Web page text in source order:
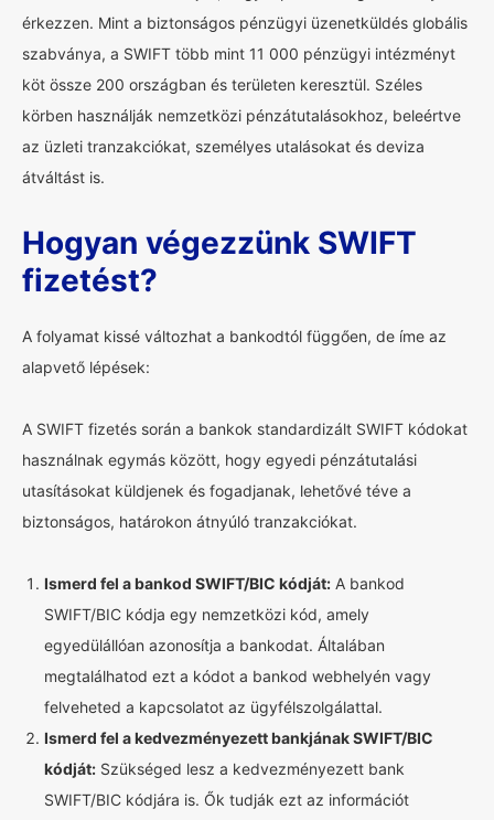
érkezzen. Mint a biztonságos pénzügyi üzenetküldés globális
szabványa, a SWIFT több mint 11 000 pénzügyi intézményt
köt össze 200 országban és területen keresztül. Széles
körben használják nemzetközi pénzátutalásokhoz, beleértve
az üzleti tranzakciókat, személyes utalásokat és deviza
átváltást is.
Hogyan végezzünk SWIFT
fizetést?
A folyamat kissé változhat a bankodtól függően, de íme az
alapvető lépések:
A SWIFT fizetés során a bankok standardizált SWIFT kódokat
használnak egymás között, hogy egyedi pénzátutalási
utasításokat küldjenek és fogadjanak, lehetővé téve a
biztonságos, határokon átnyúló tranzakciókat.
Ismerd fel a bankod SWIFT/BIC kódját: A bankod
SWIFT/BIC kódja egy nemzetközi kód, amely
egyedülállóan azonosítja a bankodat. Általában
megtalálhatod ezt a kódot a bankod webhelyén vagy
felveheted a kapcsolatot az ügyfélszolgálattal.
Ismerd fel a kedvezményezett bankjának SWIFT/BIC
kódját: Szükséged lesz a kedvezményezett bank
SWIFT/BIC kódjára is. Ők tudják ezt az információt